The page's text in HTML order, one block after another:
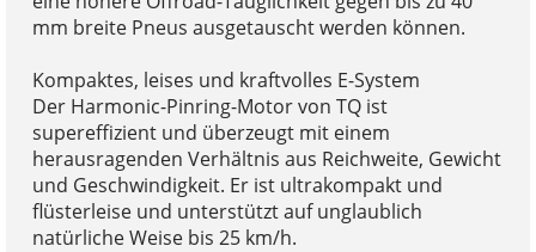
mm breite Pneus ausgetauscht werden können.
Kompaktes, leises und kraftvolles E-System
Der Harmonic-Pinring-Motor von TQ ist
supereffizient und überzeugt mit einem
herausragenden Verhältnis aus Reichweite, Gewicht
und Geschwindigkeit. Er ist ultrakompakt und
flüsterleise und unterstützt auf unglaublich
natürliche Weise bis 25 km/h.